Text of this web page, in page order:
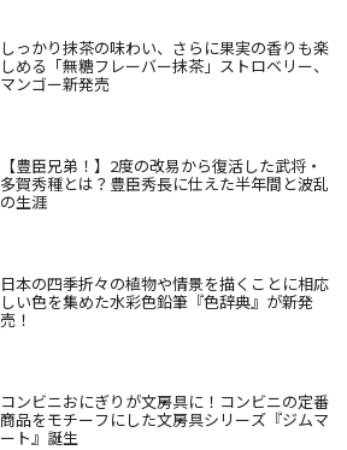
しっかり抹茶の味わい、さらに果実の香りも楽
しめる「無糖フレーバー抹茶」ストロベリー、
マンゴー新発売
【豊臣兄弟！】2度の改易から復活した武将・
多賀秀種とは？豊臣秀長に仕えた半年間と波乱
の生涯
日本の四季折々の植物や情景を描くことに相応
しい色を集めた水彩色鉛筆『色辞典』が新発
売！
コンビニおにぎりが文房具に！コンビニの定番
商品をモチーフにした文房具シリーズ『ジムマ
ート』誕生